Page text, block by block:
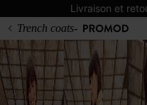
Livraison et
Trench coats-